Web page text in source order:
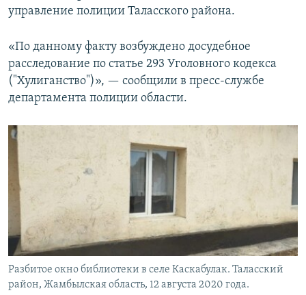
управление полиции Таласского района.
«По данному факту возбуждено досудебное
расследование по статье 293 Уголовного кодекса
("Хулиганство")», — сообщили в пресс-службе
департамента полиции области.
Разбитое окно библиотеки в селе Каскабулак. Таласский
район, Жамбылская область, 12 августа 2020 года.